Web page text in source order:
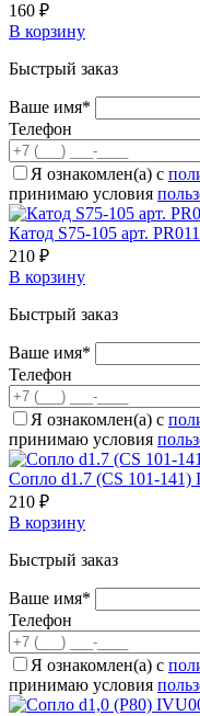
160 ₽
В корзину
Быстрый заказ
Ваше имя*
Телефон
Я ознакомлен(а) с
принимаю условия
Катод S75-105 арт.
210 ₽
В корзину
Быстрый заказ
Ваше имя*
Телефон
Я ознакомлен(а) с
принимаю условия
Сопло d1.7 (CS 101-141)
210 ₽
В корзину
Быстрый заказ
Ваше имя*
Телефон
Я ознакомлен(а) с
принимаю условия